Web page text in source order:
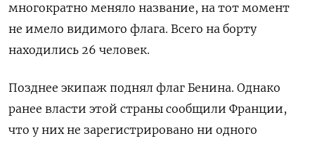
многократно меняло название, на тот момент
не имело видимого флага. Всего на борту
находились 26 человек.
Позднее экипаж поднял флаг Бенина. Однако
ранее власти этой страны сообщили Франции,
что у них не зарегистрировано ни одного